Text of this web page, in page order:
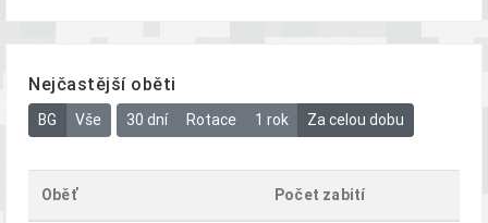
Nejčastější oběti
BG Vše 30 dní Rotace 1 rok Za celou dobu
Oběť Počet zabití